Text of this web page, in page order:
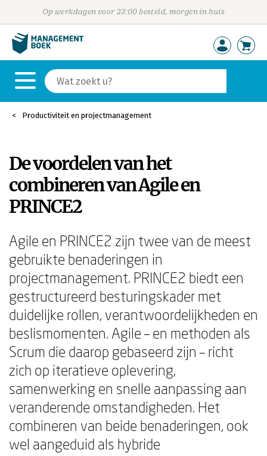
Op werkdagen voor 23:00 besteld, morgen in huis
Productiviteit en projectmanagement
De voordelen van het
combineren van Agile en
PRINCE2
Agile en PRINCE2 zijn twee van de meest
gebruikte benaderingen in
projectmanagement. PRINCE2 biedt een
gestructureerd besturingskader met
duidelijke rollen, verantwoordelijkheden en
beslismomenten. Agile – en methoden als
Scrum die daarop gebaseerd zijn – richt
zich op iteratieve oplevering,
samenwerking en snelle aanpassing aan
veranderende omstandigheden. Het
combineren van beide benaderingen, ook
wel aangeduid als hybride